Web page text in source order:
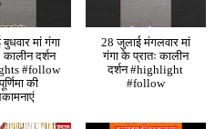
मां गंगा
कालीन दर्शन
#follow
की
28 जुलाई मंगलवार मां
गंगा के प्रातः कालीन
दर्शन #highlight
#follow